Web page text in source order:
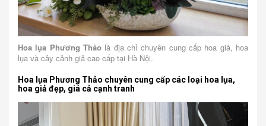
Hoa lụa Phương Thảo là địa chỉ chuyên cung cấp hoa giả, hoa
lụa và cây cảnh giả cao cấp tại Hà Nội.
Hoa lụa Phương Thảo chuyên cung cấp các loại hoa lụa,
hoa giả đẹp, giá cả cạnh tranh